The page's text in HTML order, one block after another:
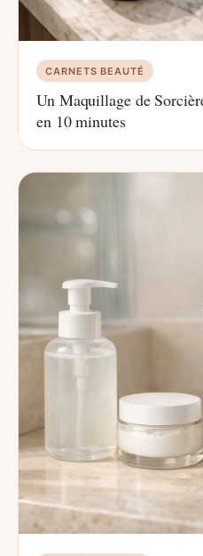
CARNETS BEAUTÉ
Un Maquillage de
en 10 minutes